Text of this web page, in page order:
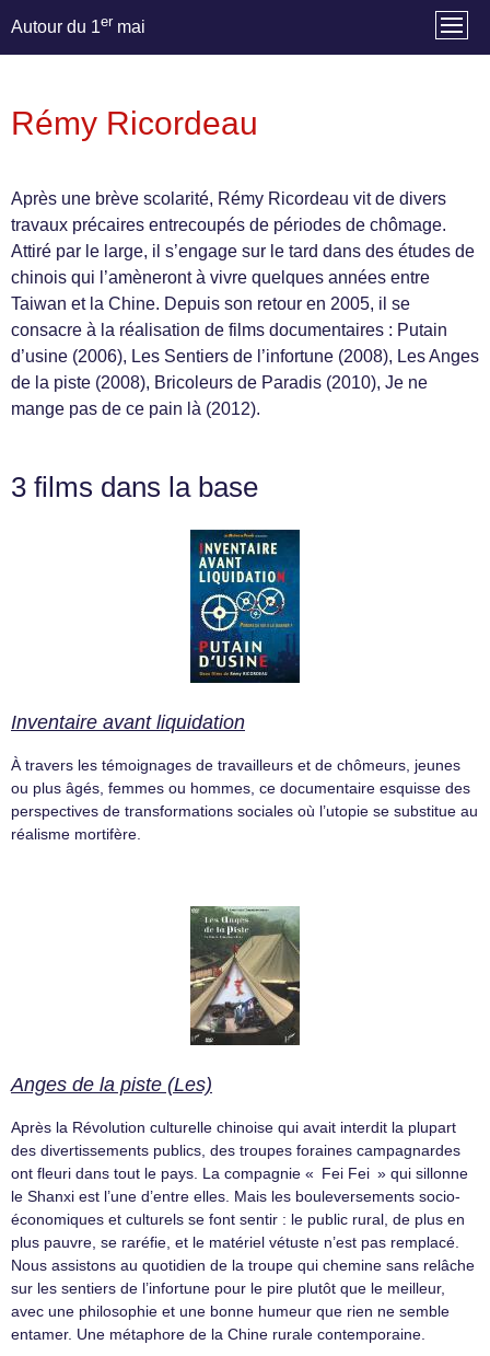
Autour du 1er mai
Rémy Ricordeau
Après une brève scolarité, Rémy Ricordeau vit de divers
travaux précaires entrecoupés de périodes de chômage.
Attiré par le large, il s’engage sur le tard dans des études de
chinois qui l’amèneront à vivre quelques années entre
Taiwan et la Chine. Depuis son retour en 2005, il se
consacre à la réalisation de films documentaires : Putain
d’usine (2006), Les Sentiers de l’infortune (2008), Les Anges
de la piste (2008), Bricoleurs de Paradis (2010), Je ne
mange pas de ce pain là (2012).
3 films dans la base
Inventaire avant liquidation
À travers les témoignages de travailleurs et de chômeurs, jeunes
ou plus âgés, femmes ou hommes, ce documentaire esquisse des
perspectives de transformations sociales où l’utopie se substitue au
réalisme mortifère.
Anges de la piste (Les)
Après la Révolution culturelle chinoise qui avait interdit la plupart
des divertissements publics, des troupes foraines campagnardes
ont fleuri dans tout le pays. La compagnie « Fei Fei » qui sillonne
le Shanxi est l’une d’entre elles. Mais les bouleversements socio-
économiques et culturels se font sentir : le public rural, de plus en
plus pauvre, se raréfie, et le matériel vétuste n’est pas remplacé.
Nous assistons au quotidien de la troupe qui chemine sans relâche
sur les sentiers de l’infortune pour le pire plutôt que le meilleur,
avec une philosophie et une bonne humeur que rien ne semble
entamer. Une métaphore de la Chine rurale contemporaine.